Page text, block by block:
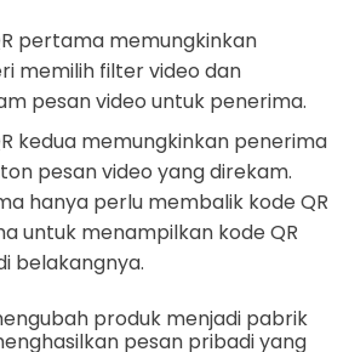
pertama memungkinkan
memilih filter video dan
pesan video untuk penerima.
kedua memungkinkan penerima
pesan video yang direkam.
hanya perlu membalik kode QR
untuk menampilkan kode QR
belakangnya.
produk menjadi pabrik
pesan pribadi yang